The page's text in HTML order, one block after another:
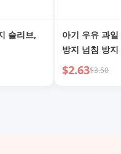
슬리브,
아기 우유 과
방지 넘침 방
린이 아기 우유
젯 컵 접시 이중
$2.63$3.50